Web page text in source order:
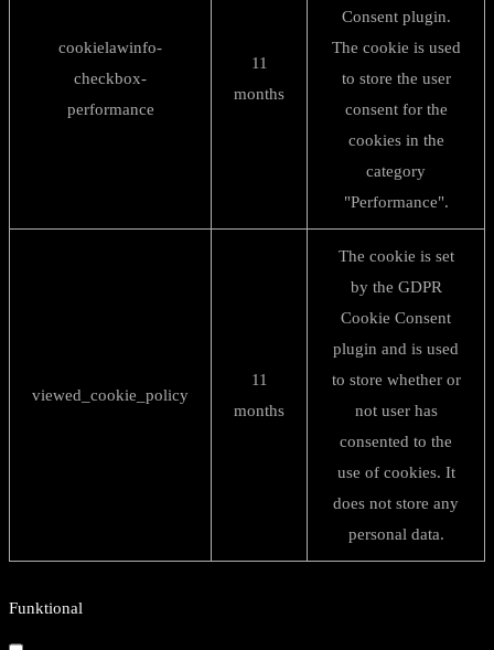
cookielawinfo-
checkbox-
performance
11
months
Consent plugin.
The cookie is used
to store the user
consent for the
cookies in the
category
"Performance".
viewed_cookie_policy
11
months
The cookie is set
by the GDPR
Cookie Consent
plugin and is used
to store whether or
not user has
consented to the
use of cookies. It
does not store any
personal data.
Funktional